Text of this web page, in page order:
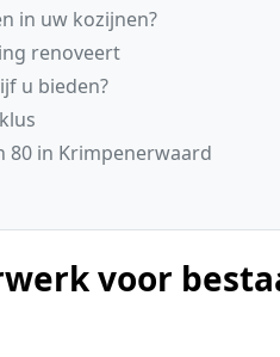
in uw kozijnen?
renoveert
u bieden?
80 in Krimpenerwaard
voor